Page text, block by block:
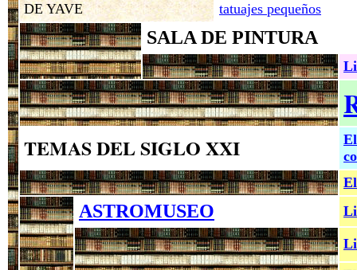
DE YAVE tatuajes pequeños
SALA DE PINTURA
TEMAS DEL SIGLO XXI
ASTROMUSEO